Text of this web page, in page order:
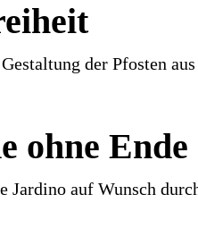
der Pfosten
ohne Ende
Jardino auf Wunsch